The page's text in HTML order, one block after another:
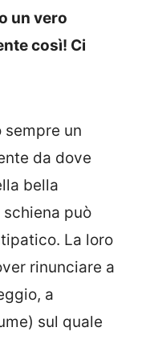
un vero
così! Ci
un
da dove
bella
può
La loro
rinunciare a
a
sul quale